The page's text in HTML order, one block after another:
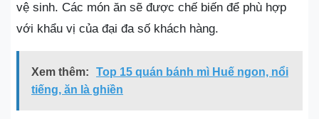
vệ sinh. Các món ăn sẽ được chế biến để phù hợp
với khẩu vị của đại đa số khách hàng.
Xem thêm:
Top 15 quán bánh mì Huế ngon, nổi
tiếng, ăn là ghiền